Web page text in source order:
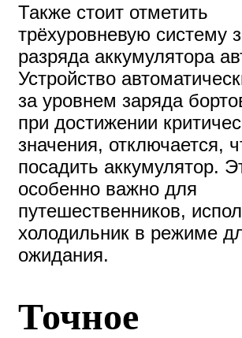
Также стоит отметить
трёхуровневую систему
разряда аккумулятора
Устройство
за уровнем заряда
при достижении
значения, отключается,
посадить аккумулятор.
особенно важно для
путешественников,
холодильник в режиме
ожидания.
Точное